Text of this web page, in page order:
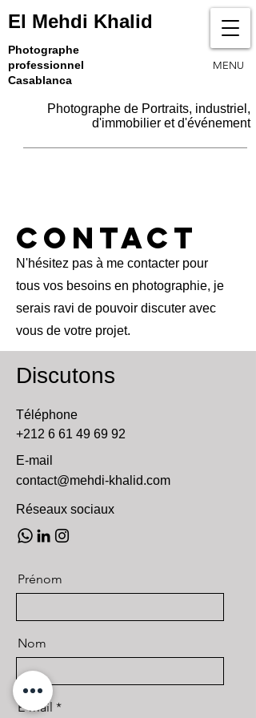
El Mehdi Khalid
Photographe
professionnel
Casablanca
MENU
Photographe de Portraits, industriel,
d'immobilier et d'événement
Contact
N'hésitez pas à me contacter pour
tous vos besoins en photographie, je
serais ravi de pouvoir discuter avec
vous de votre projet.
Discutons
Téléphone
+212 6 61 49 69 92
E-mail
contact@mehdi-khalid.com
Réseaux sociaux
Prénom
Nom
E-mail